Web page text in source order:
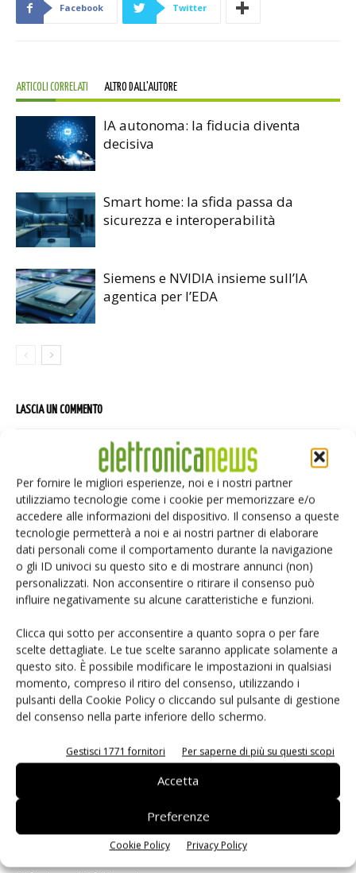
Per fornire le migliori esperienze, noi e i nostri partner
utilizziamo tecnologie come i cookie per memorizzare e/o
accedere alle informazioni del dispositivo. Il consenso a queste
tecnologie permetterà a noi e ai nostri partner di elaborare
dati personali come il comportamento durante la navigazione
o gli ID univoci su questo sito e di mostrare annunci (non)
personalizzati. Non acconsentire o ritirare il consenso può
influire negativamente su alcune caratteristiche e funzioni.
Clicca qui sotto per acconsentire a quanto sopra o per fare
scelte dettagliate. Le tue scelte saranno applicate solamente a
questo sito. È possibile modificare le impostazioni in qualsiasi
momento, compreso il ritiro del consenso, utilizzando i
pulsanti della Cookie Policy o cliccando sul pulsante di gestione
del consenso nella parte inferiore dello schermo.
Gestisci 1771 fornitori Per saperne di più su questi scopi
Accetta
Preferenze
Cookie Policy Privacy Policy
Facebook Twitter
ARTICOLI CORRELATI ALTRO DALL'AUTORE
IA autonoma: la fiducia diventa
decisiva
Smart home: la sfida passa da
sicurezza e interoperabilità
Siemens e NVIDIA insieme sull’IA
agentica per l’EDA
LASCIA UN COMMENTO
Salva il mio nome, email e sito web in questo browser per i